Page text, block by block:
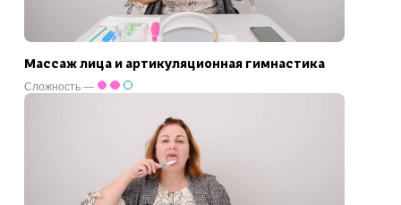
Массаж лица и артикуляционная гимнастика
Сложность —